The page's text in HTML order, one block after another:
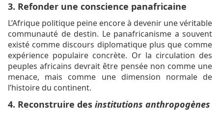
3. Refonder une conscience panafricaine
L’Afrique politique peine encore à devenir une véritable
communauté de destin. Le panafricanisme a souvent
existé comme discours diplomatique plus que comme
expérience populaire concrète. Or la circulation des
peuples africains devrait être pensée non comme une
menace, mais comme une dimension normale de
l’histoire du continent.
4. Reconstruire des institutions anthropogènes